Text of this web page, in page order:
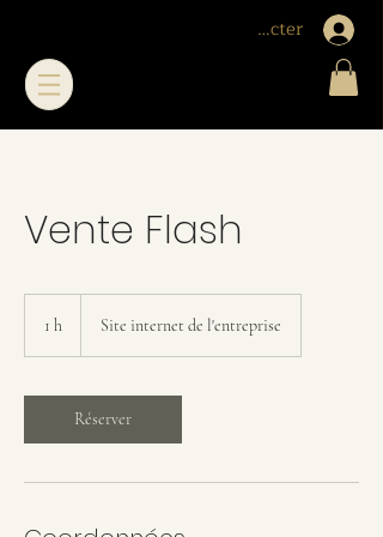
Me connecter
Vente Flash
1 h Site internet de l'entreprise
Réserver